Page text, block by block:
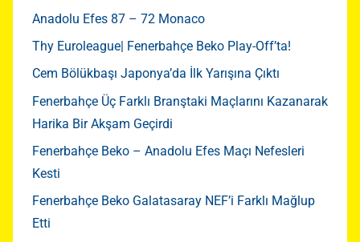
Anadolu Efes 87 – 72 Monaco
Thy Euroleague| Fenerbahçe Beko Play-Off’ta!
Cem Bölükbaşı Japonya’da İlk Yarışına Çıktı
Fenerbahçe Üç Farklı Branştaki Maçlarını Kazanarak
Harika Bir Akşam Geçirdi
Fenerbahçe Beko – Anadolu Efes Maçı Nefesleri
Kesti
Fenerbahçe Beko Galatasaray NEF’i Farklı Mağlup
Etti